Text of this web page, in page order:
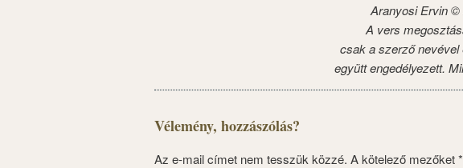
Aranyosi Ervin ©
A vers
csak a szerző
együtt engedélyezett.
Vélemény, hozzászólás?
Az e-mail címet nem tesszük közzé. A kötelező mezőket*